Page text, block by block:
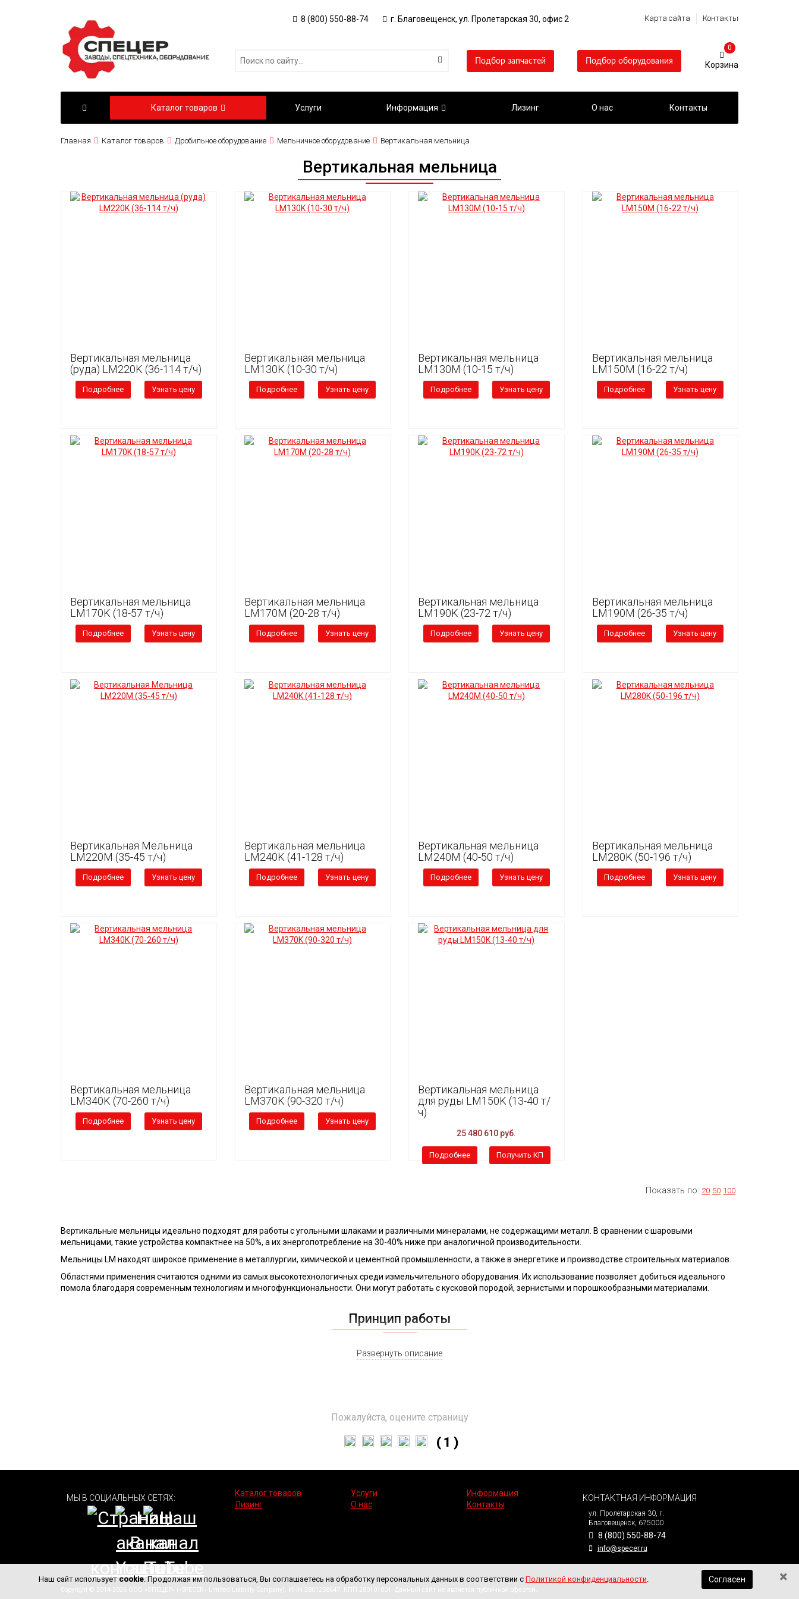
8 (800) 550-88-74 г. Благовещенск, ул. Пролетарская 30, офис 2 Карта сайта Контакты
Подбор запчастей Подбор оборудования
0
Каталог товаров Услуги Информация Лизинг О нас Контакты
Главная Каталог товаров Дробильное оборудование Мельничное оборудование Вертикальная мельница
Вертикальная мельница
Вертикальная мельница
(руда) LM220K (36-114 т/ч)
Подробнее Узнать цену
Вертикальная мельница
LM130K (10-30 т/ч)
Подробнее Узнать цену
Вертикальная мельница
LM130M (10-15 т/ч)
Подробнее Узнать цену
Вертикальная мельница
LM150M (16-22 т/ч)
Подробнее Узнать цену
Вертикальная мельница
LM170K (18-57 т/ч)
Подробнее Узнать цену
Вертикальная мельница
LM170M (20-28 т/ч)
Подробнее Узнать цену
Вертикальная мельница
LM190K (23-72 т/ч)
Подробнее Узнать цену
Вертикальная мельница
LM190М (26-35 т/ч)
Подробнее Узнать цену
Вертикальная Мельница
LM220М (35-45 т/ч)
Подробнее Узнать цену
Вертикальная мельница
LM240K (41-128 т/ч)
Подробнее Узнать цену
Вертикальная мельница
LM240М (40-50 т/ч)
Подробнее Узнать цену
Вертикальная мельница
LM280K (50-196 т/ч)
Подробнее Узнать цену
Вертикальная мельница
LM340K (70-260 т/ч)
Подробнее Узнать цену
Вертикальная мельница
LM370K (90-320 т/ч)
Подробнее Узнать цену
Вертикальная мельница
для руды LM150K (13-40 т/
ч)
25 480 610 руб.
Подробнее Получить КП
Показать по: 20 50 100
Вертикальные мельницы идеально подходят для работы с угольными шлаками и различными минералами, не содержащими металл. В сравнении с шаровыми
мельницами, такие устройства компактнее на 50%, а их энергопотребление на 30-40% ниже при аналогичной производительности.
Мельницы LM находят широкое применение в металлургии, химической и цементной промышленности, а также в энергетике и производстве строительных материалов.
Областями применения считаются одними из самых высокотехнологичных среди измельчительного оборудования. Их использование позволяет добиться идеального
помола благодаря современным технологиям и многофункциональности. Они могут работать с кусковой породой, зернистыми и порошкообразными материалами.
Принцип работы
В вертикальной мельнице LM вращение жернова происходит за счёт электродвигателя с передачей крутящего момента через редуктор. Подача сырья и горячего
Таким образом, мельница вертикальная LM является идеальным решением для предприятий, требующих одновременно измельчения, сушки и классификации
Развернуть описание
Пожалуйста, оцените страницу
( 1 )
МЫ В СОЦИАЛЬНЫХ СЕТЯХ: Каталог товаров Услуги
Информация
Лизинг
О нас Контакты
КОНТАКТНАЯ ИНФОРМАЦИЯ
ул. Пролетарская 30, г.
Благовещенск, 675000
8 (800) 550-88-74
info@specer.ru
Copyright © 2014-2026 ООО «СПЕЦЕР» («SPECER» Limited Liability Company). ИНН 2801258647. КПП 280101001. Данный сайт не является публичной офертой.
×
Наш сайт используетcookie. Продолжая им пользоваться, Вы соглашаетесь на обработку персональных данных в соответствии с Политикой конфиденциальности. Согласен